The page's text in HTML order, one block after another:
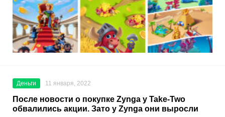
Деньги 11 января, 2022
После новости о покупке Zynga у Take-Two
обвалились акции. Зато у Zynga они выросли